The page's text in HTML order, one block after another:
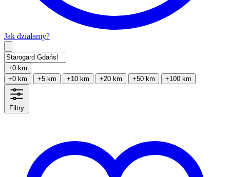
Jak działamy?
+0 km
+0 km
+5 km +10 km +20 km +50 km +100 km
Filtry